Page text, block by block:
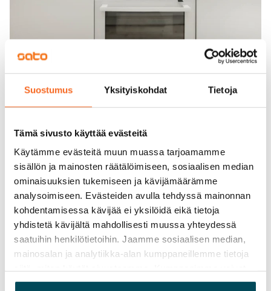
Suostumus Yksityiskohdat Tietoja
Tämä sivusto käyttää evästeitä
Käytämme evästeitä muun muassa tarjoamamme
sisällön ja mainosten räätälöimiseen, sosiaalisen median
ominaisuuksien tukemiseen ja kävijämäärämme
analysoimiseen. Evästeiden avulla tehdyssä mainonnan
kohdentamisessa kävijää ei yksilöidä eikä tietoja
yhdistetä kävijältä mahdollisesti muussa yhteydessä
saatuihin henkilötietoihin. Jaamme sosiaalisen median,
mainosalan ja analytiikka-alan kumppaneillemme tietoja
yhdistää näitä tietoja muihin tietoihin, joita olet antanut